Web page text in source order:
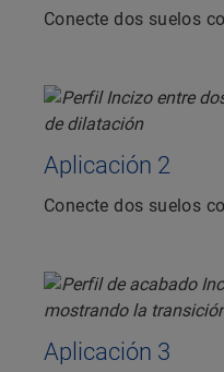
Conecte dos suelos
Aplicación 2
Conecte dos suelos
Aplicación 3